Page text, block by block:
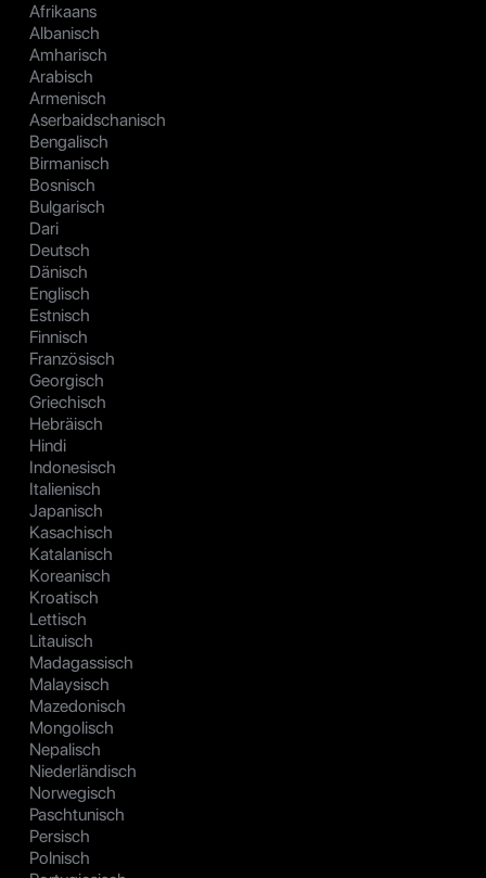
Afrikaans
Albanisch
Amharisch
Arabisch
Armenisch
Aserbaidschanisch
Bengalisch
Birmanisch
Bosnisch
Bulgarisch
Dari
Deutsch
Dänisch
Englisch
Estnisch
Finnisch
Französisch
Georgisch
Griechisch
Hebräisch
Hindi
Indonesisch
Italienisch
Japanisch
Kasachisch
Katalanisch
Koreanisch
Kroatisch
Lettisch
Litauisch
Madagassisch
Malaysisch
Mazedonisch
Mongolisch
Nepalisch
Niederländisch
Norwegisch
Paschtunisch
Persisch
Polnisch